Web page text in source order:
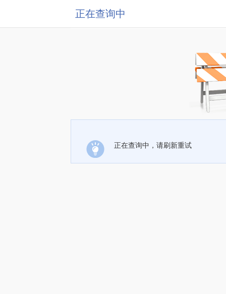
正在查询中
正在查询中，请刷新重试